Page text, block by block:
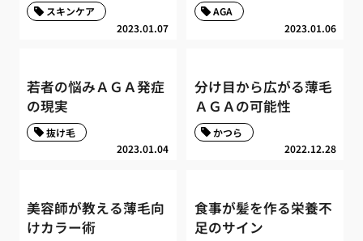
2023.01.07
スキンケア
2023.01.06
AGA
若者の悩みＡＧＡ発症
の現実
2023.01.04
抜け毛
分け目から広がる薄毛
ＡＧＡの可能性
2022.12.28
かつら
美容師が教える薄毛向
けカラー術
食事が髪を作る栄養不
足のサイン